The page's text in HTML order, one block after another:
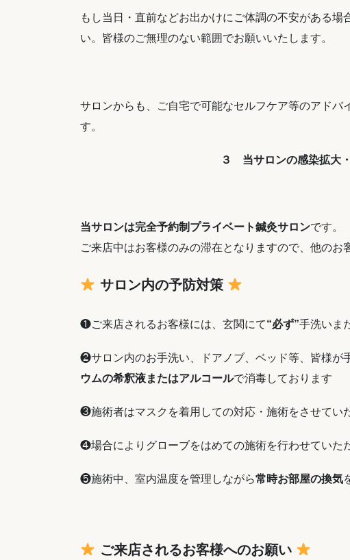
もし当日・直前などお出かけにご体調の不安がある
い。皆様のご無理のない範囲でお願いいたします。
サロンからも、ご自宅で可能なセルフケア等のアドバ
す。
３ 当サロンの感染拡大
当サロンは完全予約制プライベート鍼灸サロンです。
ご来店中はお客様のみの滞在となりますので、他のお
サロン内の予防対策
❶ご来店されるお客様には、玄関にて“必ず”手洗いま
❷サロン内のお手洗い、ドアノブ、ベッド等、皆様が
ウムの希釈液またはアルコールで消毒しております
❸施術者はマスクを着用しての対応・施術をさせてい
❹場合によりグローブをはめての施術を行わせていた
❺施術中、室内温度を管理しながら常時お部屋の換気
ご来店されるお客様へのお願い